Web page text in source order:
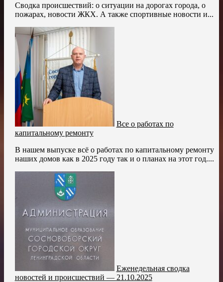
Сводка происшествий: о ситуации на дорогах города, о
пожарах, новости ЖКХ. А также спортивные новости и...
Все о работах по
капитальному ремонту
В нашем выпуске всё о работах по капитальному ремонту
наших домов как в 2025 году так и о планах на этот год....
Еженедельная сводка
новостей и происшествий — 21.10.2025